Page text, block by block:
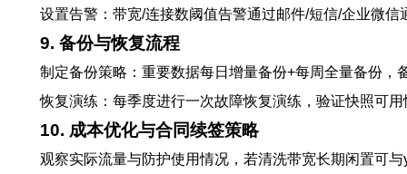
设置告警：带宽/连接数阈值告警通过邮件/短信/企业微
9. 备份与恢复流程
制定备份策略：重要数据每日增量备份+每周全量备份
恢复演练：每季度进行一次故障恢复演练，验证快照可
10. 成本优化与合同续签策略
观察实际流量与防护使用情况，若清洗带宽长期闲置可